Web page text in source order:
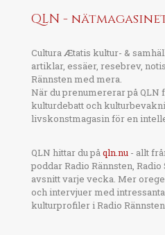
QLN -
Cultura Ætatis kultur- &
artiklar, essäer, resebrev,
Rännsten med mera.
När du prenumererar på QLN
kulturdebatt och
livskonstmagasin för en
QLN hittar du påqln.nu - allt
poddar Radio Rännsten,
avsnitt varje vecka. Mer
och intervjuer med
kulturprofiler i Radio